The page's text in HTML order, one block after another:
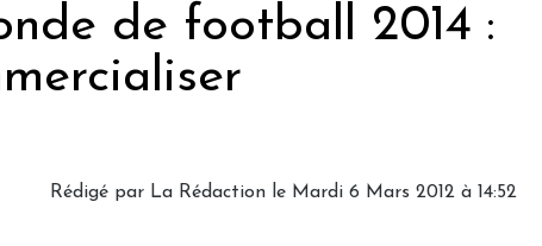
de football 2014 :
Rédigé par La Rédaction le Mardi 6 Mars 2012 à 14:52